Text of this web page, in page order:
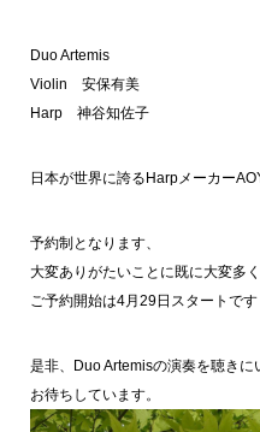
Duo Artemis
Violin 安保有美
Harp 神谷知佐子
日本が世界に誇るHarpメーカー
予約制となります、
大変ありがたいことに既に大変多
ご予約開始は4月29日スタートです
是非、Duo Artemisの演奏を聴きに
お待ちしています。